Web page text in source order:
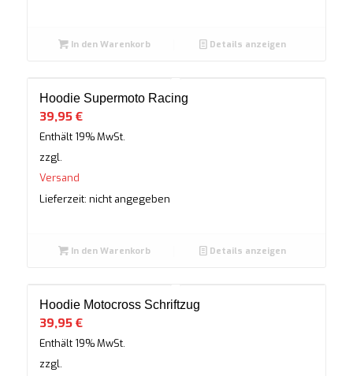
In den Warenkorb Details anzeigen
Hoodie Supermoto Racing
39,95 €
Enthält 19% MwSt.
zzgl.
Versand
Lieferzeit: nicht angegeben
In den Warenkorb Details anzeigen
Hoodie Motocross Schriftzug
39,95 €
Enthält 19% MwSt.
zzgl.